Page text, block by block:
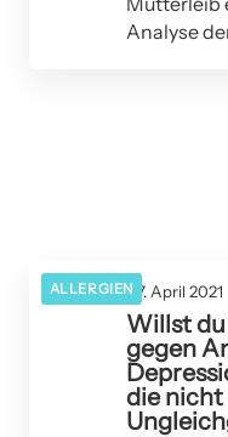
Analyse
14. November 2021
ALLERGIEN07. April 2021
Willst
gegen
die